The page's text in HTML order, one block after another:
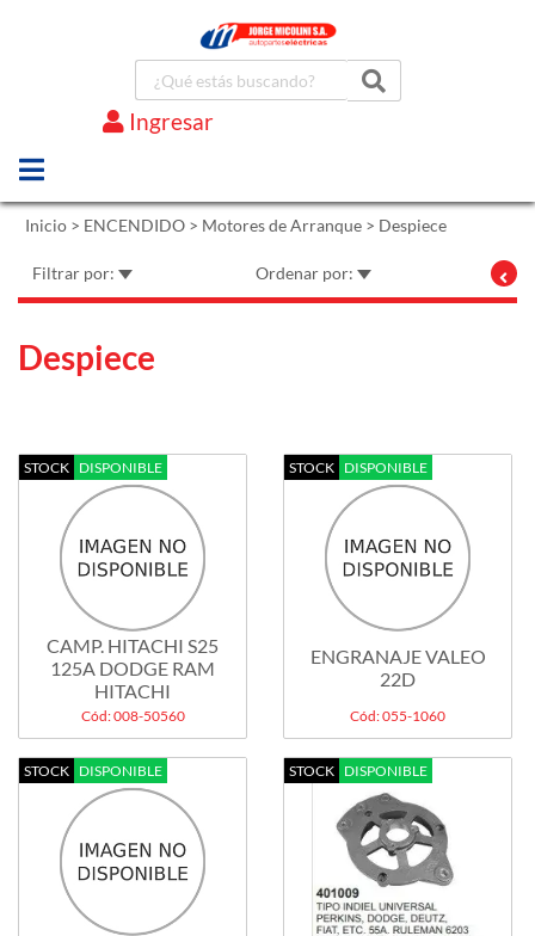
Ingresar
Inicio > ENCENDIDO > Motores de Arranque > Despiece
Filtrar por: Ordenar por:
Despiece
STOCK DISPONIBLE
CAMP. HITACHI S25
125A DODGE RAM
HITACHI
Cód: 008-50560
STOCK DISPONIBLE
ENGRANAJE VALEO
22D
Cód: 055-1060
STOCK DISPONIBLE STOCK DISPONIBLE